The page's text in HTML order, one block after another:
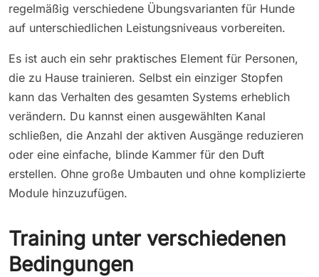
regelmäßig verschiedene Übungsvarianten für Hunde
auf unterschiedlichen Leistungsniveaus vorbereiten.
Es ist auch ein sehr praktisches Element für Personen,
die zu Hause trainieren. Selbst ein einziger Stopfen
kann das Verhalten des gesamten Systems erheblich
verändern. Du kannst einen ausgewählten Kanal
schließen, die Anzahl der aktiven Ausgänge reduzieren
oder eine einfache, blinde Kammer für den Duft
erstellen. Ohne große Umbauten und ohne komplizierte
Module hinzuzufügen.
Training unter verschiedenen
Bedingungen